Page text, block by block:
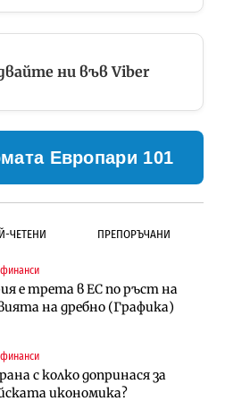
ни във Viber
Европари 101
ЧЕТЕНИ ПРЕПОРЪЧАНИ
е трета в ЕС по ръст на
на дребно (Графика)
с колко допринася за
икономика?
на тунела под
ще върви паралелно с
оценки
община избра
за преместването на
на тунела под
ще върви паралелно с
оценки
подписа договор за
на Euroapi Italy